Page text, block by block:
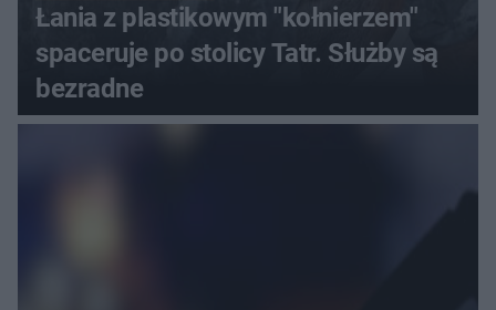
Łania z plastikowym "kołnierzem"
spaceruje po stolicy Tatr. Służby są
bezradne